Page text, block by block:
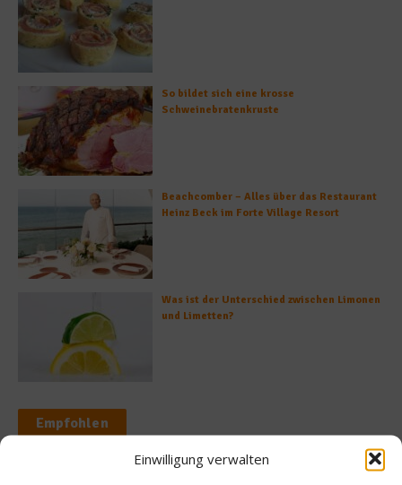
Einwilligung verwalten
So bildet sich eine krosse
Schweinebratenkruste
Beachcomber – Alles über das Restaurant
Heinz Beck im Forte Village Resort
Was ist der Unterschied zwischen Limonen
und Limetten?
Empfohlen